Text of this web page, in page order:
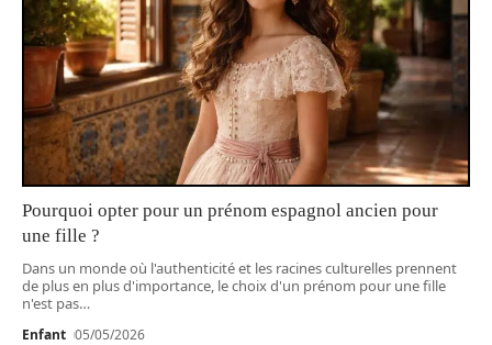
Pourquoi opter pour un prénom espagnol ancien pour
une fille ?
Dans un monde où l'authenticité et les racines culturelles prennent
de plus en plus d'importance, le choix d'un prénom pour une fille
n'est pas…
Enfant 05/05/2026